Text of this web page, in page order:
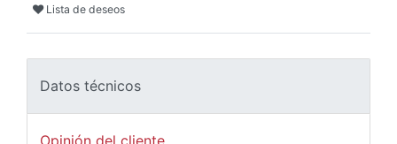
Lista de deseos
Datos técnicos
Opinión del cliente